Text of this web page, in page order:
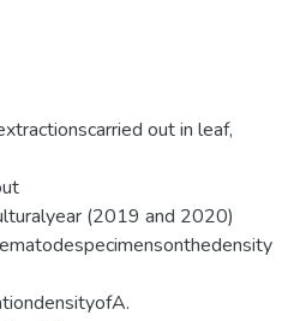
out in leaf,
(2019 and 2020)